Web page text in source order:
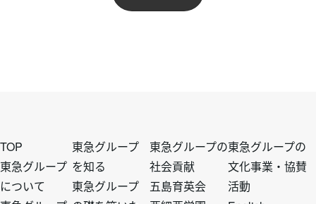
フ
TOP
東急グループ
について
フ
東急グループ
を知る
東急グループ
フ
東急グループの
社会貢献
五島育英会
フ
東急グループの
文化事業・協賛
活動